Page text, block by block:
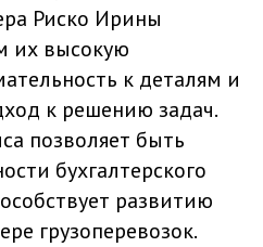
Риско Ирины
их высокую
к деталям и
к решению задач.
позволяет быть
бухгалтерского
развитию
грузоперевозок.